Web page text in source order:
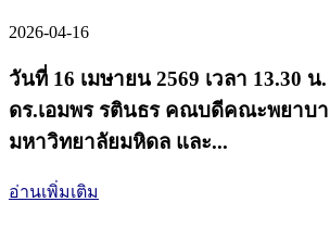
2026-04-16
วันที่ 16 เมษายน 2569 เวลา 13.30
ดร.เอมพร รตินธร คณบดีคณะพยาบ
มหาวิทยาลัยมหิดล และ...
อ่านเพิ่มเติม